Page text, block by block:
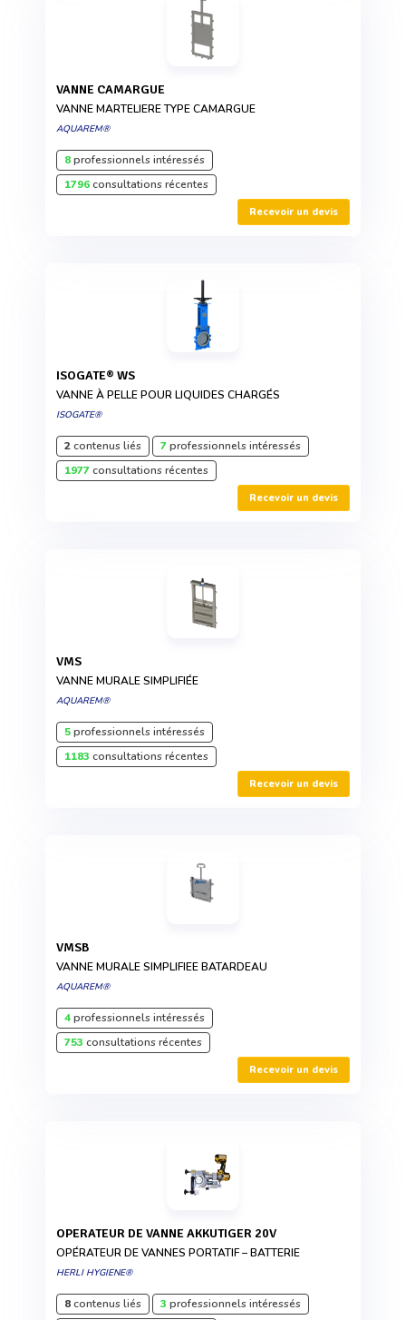
VANNE CAMARGUE
VANNE MARTELIERE TYPE CAMARGUE
AQUAREM®
8professionnels intéressés
1796consultations récentes
Recevoir un devis
ISOGATE® WS
VANNE À PELLE POUR LIQUIDES CHARGÉS
ISOGATE®
2contenus liés 7professionnels intéressés
1977consultations récentes
Recevoir un devis
VMS
VANNE MURALE SIMPLIFIÉE
AQUAREM®
5professionnels intéressés
1183 consultations récentes
Recevoir un devis
VMSB
VANNE MURALE SIMPLIFIEE BATARDEAU
AQUAREM®
4professionnels intéressés
753 consultations récentes
Recevoir un devis
OPERATEUR DE VANNE AKKUTIGER 20V
OPÉRATEUR DE VANNES PORTATIF – BATTERIE
HERLI HYGIENE®
8contenus liés 3 professionnels intéressés